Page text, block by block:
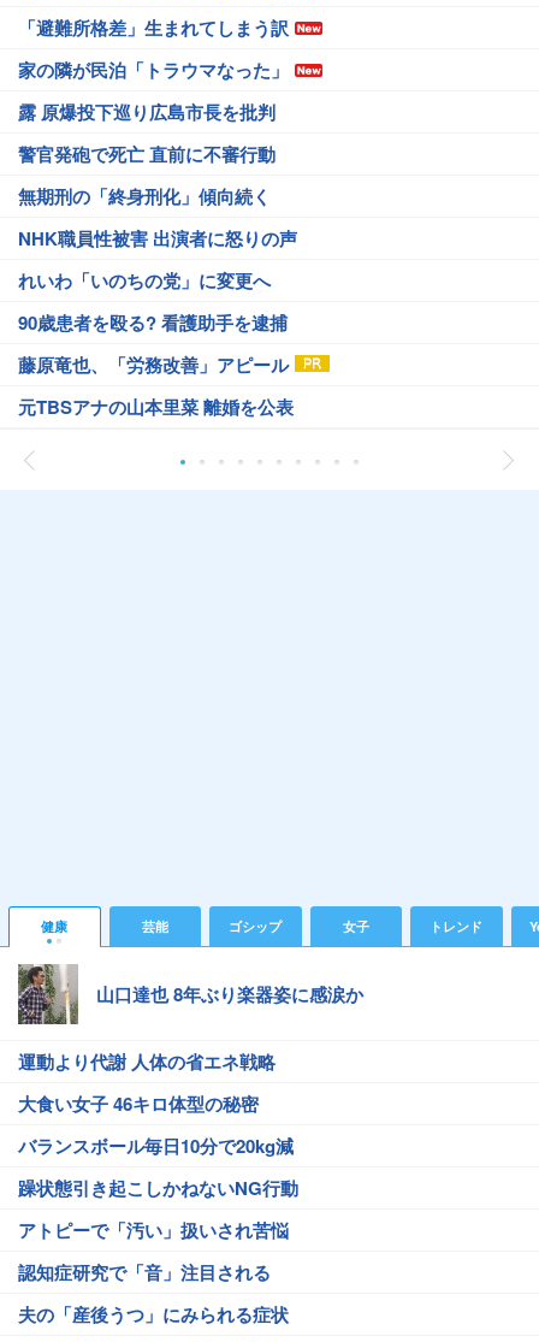
「避難所格差」生まれてしまう訳
家の隣が民泊「トラウマなった」
露 原爆投下巡り広島市長を批判
警官発砲で死亡 直前に不審行動
無期刑の「終身刑化」傾向続く
NHK職員性被害 出演者に怒りの声
れいわ「いのちの党」に変更へ
90歳患者を殴る? 看護助手を逮捕
藤原竜也、「労務改善」アピール
元TBSアナの山本里菜 離婚を公表
健康 芸能 ゴシップ 女子 トレンド
山口達也 8年ぶり楽器姿に感涙か
運動より代謝 人体の省エネ戦略
大食い女子 46キロ体型の秘密
バランスボール毎日10分で20kg減
躁状態引き起こしかねないNG行動
アトピーで「汚い」扱いされ苦悩
認知症研究で「音」注目される
夫の「産後うつ」にみられる症状